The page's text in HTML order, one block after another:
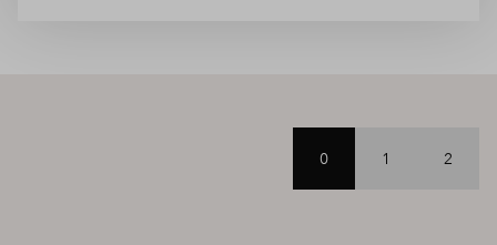
0 1 2